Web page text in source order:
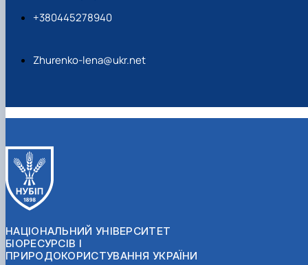
+380445278940
Zhurenko-lena@ukr.net
НАЦІОНАЛЬНИЙ УНІВЕРСИТЕТ
БІОРЕСУРСІВ І
ПРИРОДОКОРИСТУВАННЯ УКРАЇНИ